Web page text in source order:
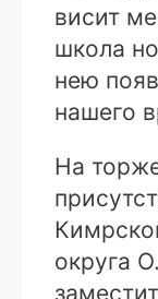
висит
школа
нею
нашего
На
округа